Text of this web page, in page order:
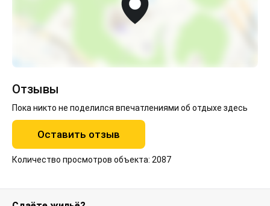
Отзывы
Пока никто не поделился впечатлениями об отдыхе здесь
Оставить отзыв
Количество просмотров объекта: 2087